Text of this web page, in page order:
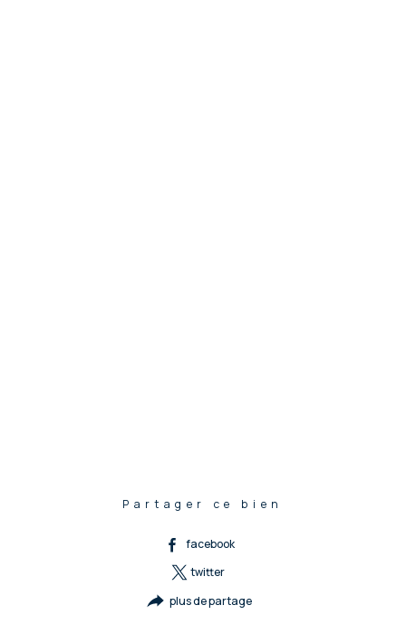
Partager ce bien
facebook
twitter
plus de partage